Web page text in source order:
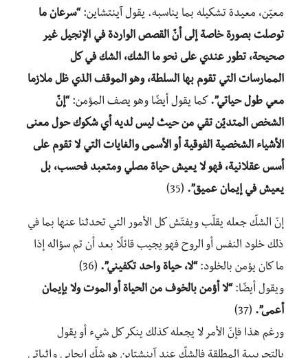
معيّن، معيدة تشكيله بما يناسبه. يقول آينتشاين: “سرعان ما
توصلت بصورة خاصة إلى أنّ القصص الواردة في الإنجيل غير
صحيحة، تطور عندي على نحو ما الشك، الشك في كل
الممارسات التي تقوم بها السلطة، وهو الموقف الذي ظل ملازما
معي طول حياتي”. كما يقول أيضًا وهو يصف المؤمن: “إنّ
الشخص المتديّن تقي من حيث ليس لديه أي شكوك حول معنى
الأشياء الشخصية الفوقية أو الأسمى والغايات التي لا تقوم على
أسس عقلانية، فهو لا يعيش حياة مصلي ومتعبد فحسب، بل
يعيش في إيمان عميق”. (35)
إنّ الشكّ جعله يقلّب ويفتّش كل الأمور التي تحدثنا عنها بما في
ذلك خلود النفس أو الروح فهو يجيب قائلًا بعد أن تم سؤاله إذا
ما كان يؤمن بالخلود: “لا، حياة واحد تكفيني”. (36)
ويقول أيضًا: “لا أؤمن بالخوف من الحياة أو الموت ولا بإيمان
أعمى”. (37)
ورغم هذا فإنّ الأمر لا يجعله كذلك ينكر كل شيء أو يقول